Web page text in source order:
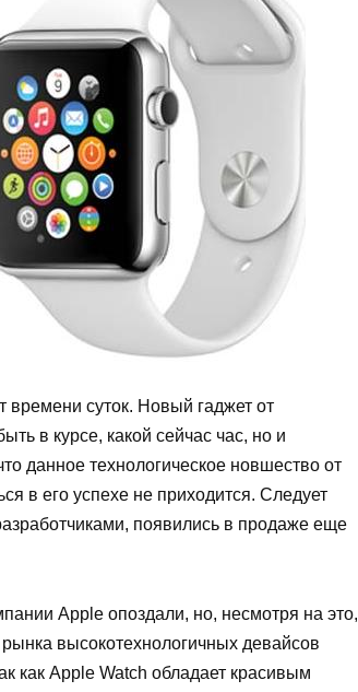
суток. Новый гаджет от
в курсе, какой сейчас час, но и
данное технологическое новшество от
в его успехе не приходится. Следует
появились в продаже еще
Apple опоздали, но, несмотря на это,
высокотехнологичных девайсов
как Apple Watch обладает красивым